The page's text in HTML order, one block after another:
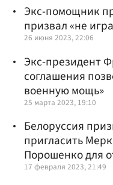
Экс-помощник
призвал «не
26 июня 2023, 22:06
Экс-президент
соглашения
военную мощь»
25 марта 2023, 19:10
Белоруссия
пригласить
Порошенко для
17 февраля 2023, 21:49